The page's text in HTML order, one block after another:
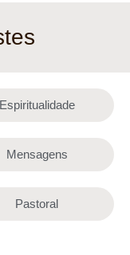
Espiritualidade
Mensagens
Pastoral